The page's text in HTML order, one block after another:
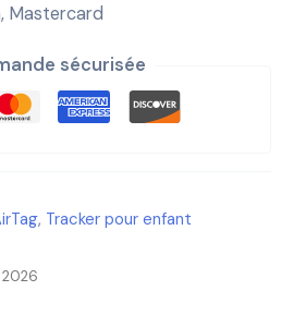
Mastercard
sécurisée
, Tracker pour enfant
2026